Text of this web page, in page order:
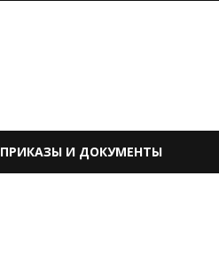
ПРИКАЗЫ И ДОКУМЕНТЫ